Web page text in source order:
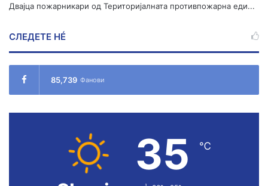
Двајца пожарникари од Територијалната противпожарна еди...
СЛЕДЕТЕ НÉ
85,739 Фанови
35 ℃